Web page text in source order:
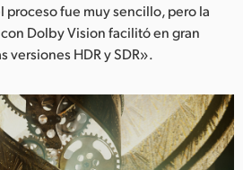
fue muy sencillo, pero la
Dolby Vision facilitó en gran
versiones HDR y SDR».